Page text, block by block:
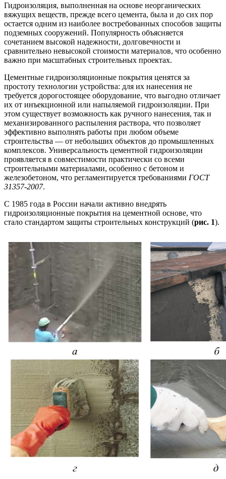
Гидроизоляция, выполненная на основе неорганических
вяжущих веществ, прежде всего цемента, была и до сих пор
остается одним из наиболее востребованных способов защиты
подземных сооружений. Популярность объясняется
сочетанием высокой надежности, долговечности и
сравнительно невысокой стоимости материалов, что особенно
важно при масштабных строительных проектах.
Цементные гидроизоляционные покрытия ценятся за
простоту технологии устройства: для их нанесения не
требуется дорогостоящее оборудование, что выгодно отличает
их от инъекционной или напыляемой гидроизоляции. При
этом существует возможность как ручного нанесения, так и
механизированного распыления раствора, что позволяет
эффективно выполнять работы при любом объеме
строительства — от небольших объектов до промышленных
комплексов. Универсальность цементной гидроизоляции
проявляется в совместимости практически со всеми
строительными материалами, особенно с бетоном и
железобетоном, что регламентируется требованиями ГОСТ
31357-2007.
С 1985 года в России начали активно внедрять
гидроизоляционные покрытия на цементной основе, что
стало стандартом защиты строительных конструкций (рис. 1).